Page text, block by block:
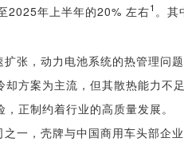
2025年上半年的20% 左右1 。其
张，动力电池系统的热管理问
方案为主流，但其散热能力不
正制约着行业的高质量发展。
一，壳牌与中国商用车头部企